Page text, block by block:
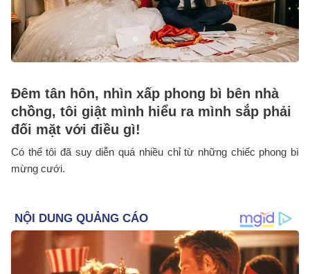
Đêm tân hôn, nhìn xấp phong bì bên nhà
chồng, tôi giật mình hiểu ra mình sắp phải
đối mặt với điều gì!
Có thể tôi đã suy diễn quá nhiều chỉ từ những chiếc phong bì
mừng cưới.